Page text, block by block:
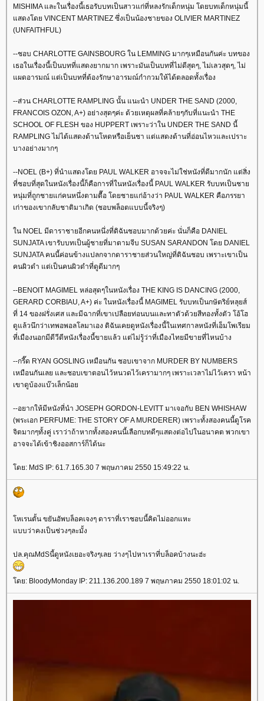
MISHIMA และในเรื่องนี้เธอรับบทเป็นสาวแก่ที่หลงรักเด็กหนุ่ม โดยบทเด็กหนุ่มนี้
สดงโดย VINCENT MARTINEZ ซึ่งเป็นน้องชายของ OLIVIER MARTINEZ
(UNFAITHFUL)
--ชอบ CHARLOTTE GAINSBOURG ใน LEMMING มากๆเหมือนกันค่ะ บทของ
เธอในเรื่องนี้เป็นบทที่แสดงยากมาก เพราะมันเป็นบทที่ไม่ดีสุดๆ, ไม่เลวสุดๆ, ไม่
ผดอารมณ์ แต่เป็นบทที่ต้องรักษาอารมณ์กำกวมให้ได้ตลอดทั้งเรื่อง
--ส่วน CHARLOTTE RAMPLING นั้น แนะนำ UNDER THE SAND (2000,
FRANCOIS OZON, A+) อย่างสุดๆค่ะ ด้วยเหตุผลที่คล้ายๆกับที่แนะนำ THE
SCHOOL OF FLESH ของ HUPPERT เพราะว่าใน UNDER THE SAND นี้
RAMPLING ไม่ได้แสดงด้านโหดหรือเย็นชา แต่แสดงด้านที่อ่อนไหวและเปราะ
บางอย่างมากๆ
--NOEL (B+) ที่นำแสดงโดย PAUL WALKER อาจจะไม่ใช่หนังที่ดีมากนัก แต่สิ่ง
ที่ชอบที่สุดในหนังเรื่องนี้ก็คือการที่ในหนังเรื่องนี้ PAUL WALKER รับบทเป็นชา
หนุ่มที่ถูกชายแก่คนหนึ่งตามตื๊อ โดยชายแก่อ้างว่า PAUL WALKER คือภรรยา
เก่าของเขากลับชาติมาเกิด (ชอบพล็อตแบบนี้จริงๆ)
น NOEL มีดาราชายอีกคนหนึ่งที่ดิฉันชอบมากด้วยค่ะ นั่นก็คือ DANIEL
SUNJATA เขารับบทเป็นผู้ชายที่มาตามจีบ SUSAN SARANDON โดย DANIEL
SUNJATA คนนี้ค่อนข้างแปลกจากดาราชายส่วนใหญ่ที่ดิฉันชอบ เพราะเขาเป็น
คนผิวดำ แต่เป็นคนผิวดำที่ดูดีมากๆ
--BENOIT MAGIMEL หล่อสุดๆในหนังเรื่อง THE KING IS DANCING (2000,
GERARD CORBIAU, A+) ค่ะ ในหนังเรื่องนี้ MAGIMEL รับบทเป็นกษัตริย์หลุยส์
ที่ 14 ของฝรั่งเศส และมีฉากที่เขาเปลือยท่อนบนและทาตัวด้วยสีทองทั้งตัว โอ้โฮ
ดูแล้วนึกว่าเทพอพอลโลมาเอง ดิฉันเคยดูหนังเรื่องนี้ในเทศกาลหนังที่เอ็มโพเรียม
ที่เมืองนอกมีดีวีดีหนังเรื่องนี้ขายแล้ว แต่ไม่รู้ว่าที่เมืองไทยมีขายที่ไหนบ้าง
--กรี๊ด RYAN GOSLING เหมือนกัน ชอบเขาจาก MURDER BY NUMBERS
เหมือนกันเลย และชอบเขาตอนไว้หนวดไว้เครามากๆ เพราะเวลาไม่ไว้เครา หน้า
เขาดูบ้องแบ๊วเล็กน้อ
--อยากให้มีหนังที่นำ JOSEPH GORDON-LEVITT มาเจอกับ BEN WHISHAW
(พระเอก PERFUME: THE STORY OF A MURDERER) เพราะทั้งสองคนนี้ดูโรค
จิตมากๆทั้งคู่ เราว่าถ้าหากทั้งสองคนนี้เลือกบทดีๆแสดงต่อไปในอนาคต พวกเขา
อาจจะได้เข้าชิงออสการ์ก็ได้นะ
ดย: MdS IP: 61.7.165.30 7 พฤษภาคม 2550 15:49:22 น.
หเรนตั้น ขยันอัพบล็อคเจงๆ ดาราที่เราชอบนี้คิดไม่ออกแหะ
บบว่าคงเป็นช่วงๆละมั้ง
ปล.คุณMdSนี้ดูหนังเยอะจริงๆเลย ว่างๆไปหาเราที่บล็อคบ้างนะฮ่ะ
ดย: BloodyMonday IP: 211.136.200.189 7 พฤษภาคม 2550 18:01:02 น.